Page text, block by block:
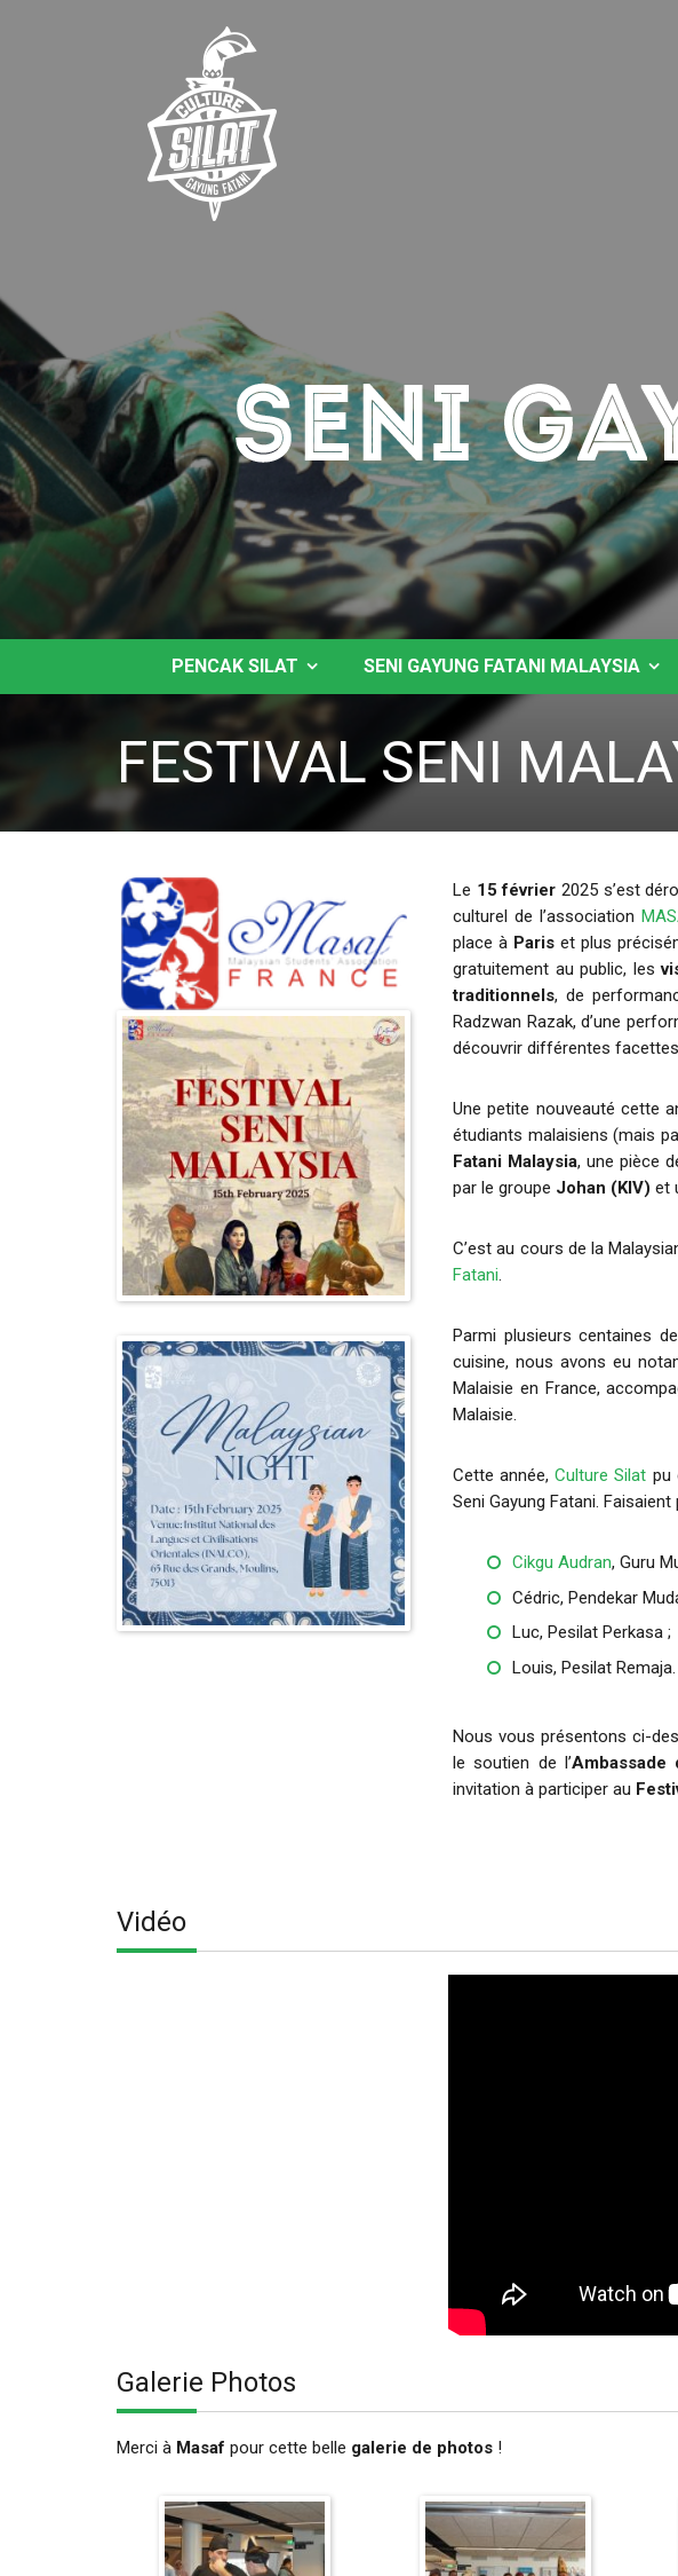
PENCAK SILAT SENI GAYUNG FATANI MALAYSIA
FESTIVAL SENI
Le 15 février 2025 s’est
culturel de l’association
place à Pariset plus
gratuitement au public, les
traditionnels, de
Radzwan Razak, d’une
découvrir différentes
Une petite nouveauté cette
étudiants malaisiens (mais
Fatani Malaysia, une pièce
par le groupe Johan (KIV) et
C’est au cours de la
Fatani.
Parmi plusieurs centaines
cuisine, nous avons eu
Malaisie en France,
Malaisie.
Cette année,Culture Silat pu
Seni Gayung Fatani.
Cikgu Audran, Guru
Cédric, Pendekar
Luc, Pesilat Perkasa ;
Louis, Pesilat Remaja.
Nous vous présentons ci-
le soutien de l’Ambassade
invitation à participer au
Vidéo
Galerie Photos
Merci à Masaf pour cette belle galerie de photos !